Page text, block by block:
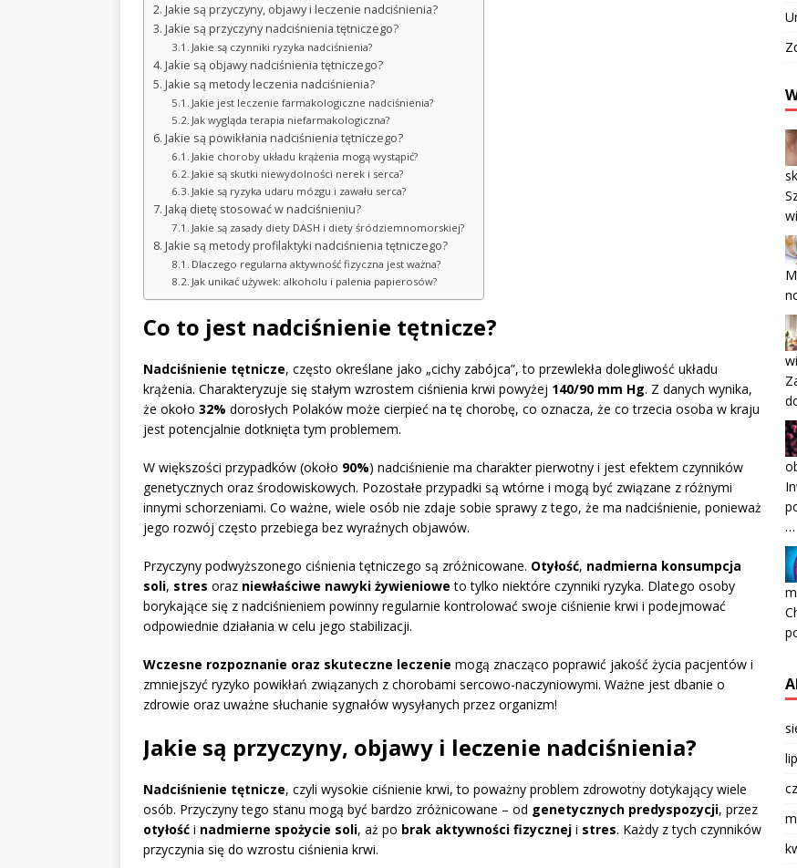
Jakie są przyczyny, objawy i leczenie nadciśnienia?
Jakie są przyczyny nadciśnienia tętniczego?
Jakie są czynniki ryzyka nadciśnienia?
Jakie są objawy nadciśnienia tętniczego?
Jakie są metody leczenia nadciśnienia?
Jakie jest leczenie farmakologiczne nadciśnienia?
Jak wygląda terapia niefarmakologiczna?
Jakie są powikłania nadciśnienia tętniczego?
Jakie choroby układu krążenia mogą wystąpić?
Jakie są skutki niewydolności nerek i serca?
Jakie są ryzyka udaru mózgu i zawału serca?
Jaką dietę stosować w nadciśnieniu?
Jakie są zasady diety DASH i diety śródziemnomorskiej?
Jakie są metody profilaktyki nadciśnienia tętniczego?
Dlaczego regularna aktywność fizyczna jest ważna?
Jak unikać używek: alkoholu i palenia papierosów?
Co to jest nadciśnienie tętnicze?
Nadciśnienie tętnicze, często określane jako „cichy zabójca”, to przewlekła dolegliwość układu
krążenia. Charakteryzuje się stałym wzrostem ciśnienia krwi powyżej 140/90 mm Hg. Z danych wynika,
że około 32% dorosłych Polaków może cierpieć na tę chorobę, co oznacza, że co trzecia osoba w kraju
jest potencjalnie dotknięta tym problemem.
W większości przypadków (około 90%) nadciśnienie ma charakter pierwotny i jest efektem czynników
genetycznych oraz środowiskowych. Pozostałe przypadki są wtórne i mogą być związane z różnymi
innymi schorzeniami. Co ważne, wiele osób nie zdaje sobie sprawy z tego, że ma nadciśnienie, ponieważ
jego rozwój często przebiega bez wyraźnych objawów.
Przyczyny podwyższonego ciśnienia tętniczego są zróżnicowane. Otyłość, nadmierna konsumpcja
soli, stres oraz niewłaściwe nawyki żywieniowe to tylko niektóre czynniki ryzyka. Dlatego osoby
borykające się z nadciśnieniem powinny regularnie kontrolować swoje ciśnienie krwi i podejmować
odpowiednie działania w celu jego stabilizacji.
Wczesne rozpoznanie oraz skuteczne leczenie mogą znacząco poprawić jakość życia pacjentów i
zmniejszyć ryzyko powikłań związanych z chorobami sercowo-naczyniowymi. Ważne jest dbanie o
zdrowie oraz uważne słuchanie sygnałów wysyłanych przez organizm!
Jakie są przyczyny, objawy i leczenie nadciśnienia?
Nadciśnienie tętnicze, czyli wysokie ciśnienie krwi, to poważny problem zdrowotny dotykający wiele
osób. Przyczyny tego stanu mogą być bardzo zróżnicowane – od genetycznych predyspozycji, przez
otyłość i nadmierne spożycie soli, aż po brak aktywności fizycznej i stres. Każdy z tych czynników
przyczynia się do wzrostu ciśnienia krwi.
…